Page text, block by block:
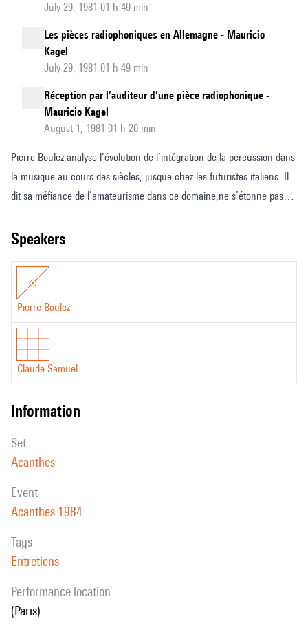
July 29, 1981 01 h 49 min
Les pièces radiophoniques en Allemagne - Mauricio
Kagel
July 29, 1981 01 h 49 min
Réception par l’auditeur d’une pièce radiophonique -
Mauricio Kagel
August 1, 1981 01 h 20 min
Pierre Boulez analyse l’évolution de l’intégration de la percussion dans
la musique au cours des siècles, jusque chez les futuristes italiens. Il
dit sa méfiance de l’amateurisme dans ce domaine,ne s’étonne pas
pose le problème de l’intégration des percussions exotiques dans la
composé de grande oeuvre pour percussion.
speakers
Pierre Boulez
Claude Samuel
information
set
Acanthes
event
Acanthes 1984
Tags
Entretiens
performance location
(Paris)